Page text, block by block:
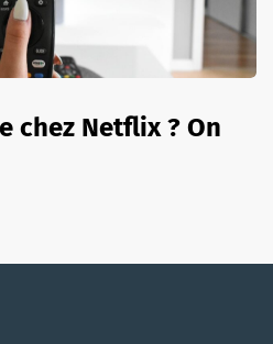
chez Netflix ? On